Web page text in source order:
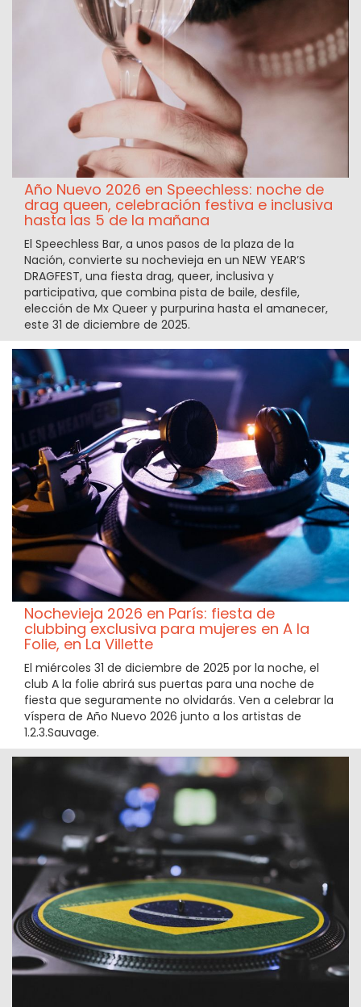
Año Nuevo 2026 en Speechless: noche de
drag queen, celebración festiva e inclusiva
hasta las 5 de la mañana
El Speechless Bar, a unos pasos de la plaza de la
Nación, convierte su nochevieja en un NEW YEAR’S
DRAGFEST, una fiesta drag, queer, inclusiva y
participativa, que combina pista de baile, desfile,
elección de Mx Queer y purpurina hasta el amanecer,
este 31 de diciembre de 2025.
Nochevieja 2026 en París: fiesta de
clubbing exclusiva para mujeres en A la
Folie, en La Villette
El miércoles 31 de diciembre de 2025 por la noche, el
club A la folie abrirá sus puertas para una noche de
fiesta que seguramente no olvidarás. Ven a celebrar la
víspera de Año Nuevo 2026 junto a los artistas de
1.2.3.Sauvage.